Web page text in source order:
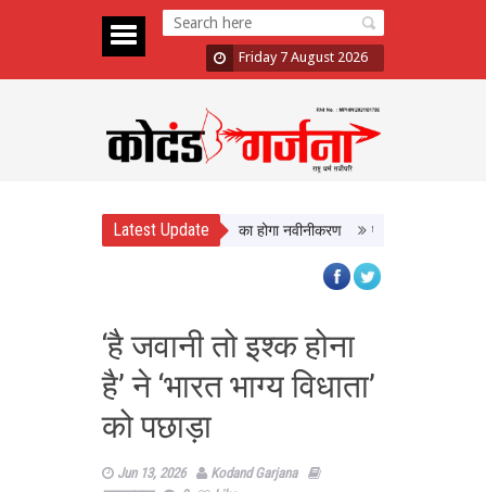
Friday 7 August 2026
Latest Update
मिलेगी बेहतर सुविधा, Hidden Pull का होगा नवीनीकरण एमपी टूरिज्म बोर्ड और
‘है जवानी तो इश्क होना
है’ ने ‘भारत भाग्य विधाता’
को पछाड़ा
Jun 13, 2026
Kodand Garjana